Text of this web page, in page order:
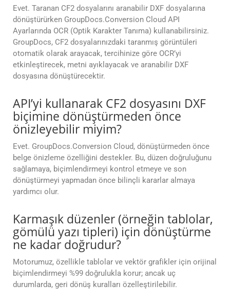
Evet. Taranan CF2 dosyalarını aranabilir DXF dosyalarına
dönüştürürken GroupDocs.Conversion Cloud API
Ayarlarında OCR (Optik Karakter Tanıma) kullanabilirsiniz.
GroupDocs, CF2 dosyalarınızdaki taranmış görüntüleri
otomatik olarak arayacak, tercihinize göre OCR’yi
etkinleştirecek, metni ayıklayacak ve aranabilir DXF
dosyasına dönüştürecektir.
API’yi kullanarak CF2 dosyasını DXF
biçimine dönüştürmeden önce
önizleyebilir miyim?
Evet. GroupDocs.Conversion Cloud, dönüştürmeden önce
belge önizleme özelliğini destekler. Bu, düzen doğruluğunu
sağlamaya, biçimlendirmeyi kontrol etmeye ve son
dönüştürmeyi yapmadan önce bilinçli kararlar almaya
yardımcı olur.
Karmaşık düzenler (örneğin tablolar,
gömülü yazı tipleri) için dönüştürme
ne kadar doğrudur?
Motorumuz, özellikle tablolar ve vektör grafikler için orijinal
biçimlendirmeyi %99 doğrulukla korur; ancak uç
durumlarda, geri dönüş kuralları özelleştirilebilir.